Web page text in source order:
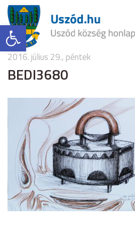
Eszköztár megnyitása
2016. július 29., péntek
BEDI3680